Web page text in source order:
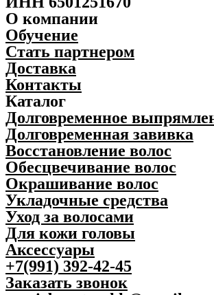
мл
quantity
О компании
Обучение
Стать партнером
Доставка
Контакты
Каталог
Долговременное
Долговременная завивка
Восстановление волос
Обесцвечивание волос
Окрашивание волос
Укладочные средства
Уход за волосами
Для кожи головы
Аксессуары
+7(991) 392-42-45
Заказать звонок